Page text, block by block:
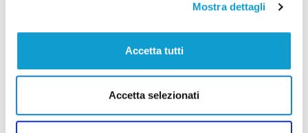
Mostra dettagli
Accetta tutti
Accetta selezionati